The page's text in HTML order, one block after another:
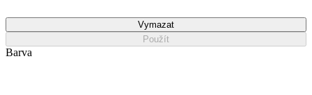
Vymazat
Použít
Barva